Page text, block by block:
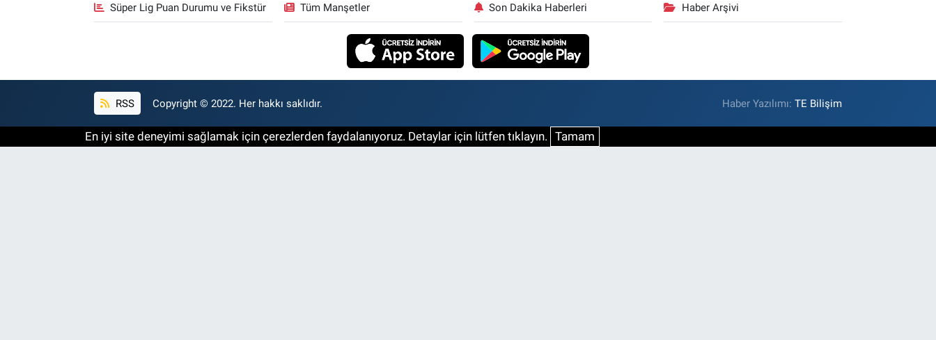
Süper Lig Puan Durumu ve Fikstür Tüm Manşetler Son Dakika Haberleri Haber Arşivi
RSS Copyright © 2022. Her hakkı saklıdır. Haber Yazılımı:TE Bilişim
En iyi site deneyimi sağlamak için çerezlerden faydalanıyoruz. Detaylar için lütfen tıklayın. Tamam